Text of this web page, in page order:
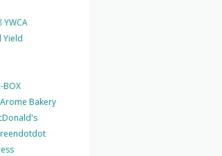
YWCA
Yield
BOX
Bakery